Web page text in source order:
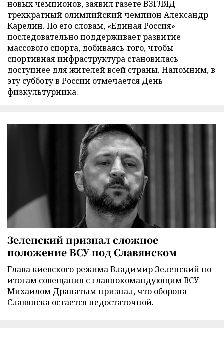
новых чемпионов, заявил газете ВЗГЛЯД
трехкратный олимпийский чемпион Александр
Карелин. По его словам, «Единая Россия»
последовательно поддерживает развитие
массового спорта, добиваясь того, чтобы
спортивная инфраструктура становилась
доступнее для жителей всей страны. Напомним, в
эту субботу в России отмечается День
физкультурника.
Зеленский признал сложное
положение ВСУ под Славянском
Глава киевского режима Владимир Зеленский по
итогам совещания с главнокомандующим ВСУ
Михаилом Драпатым признал, что оборона
Славянска остается недостаточной.